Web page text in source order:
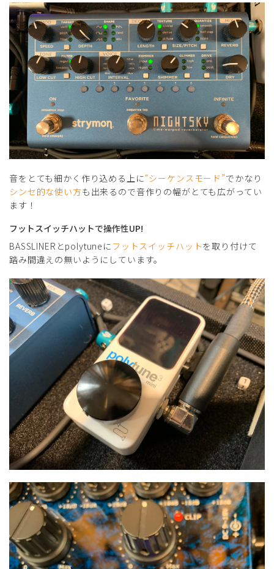
音をとても細かく作り込める上に“シーケンスモード”でかなり
シンセ的な使い方も出来るので音作りの幅がとても広がってい
ます！
フットスイッチハットで操作性UP!
BASSLINERとpolytuneに フットスイッチハットを取り付けて
踏み間違えの無いようにしています。